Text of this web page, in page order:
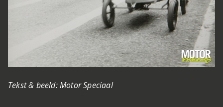
Tekst & beeld: Motor Speciaal